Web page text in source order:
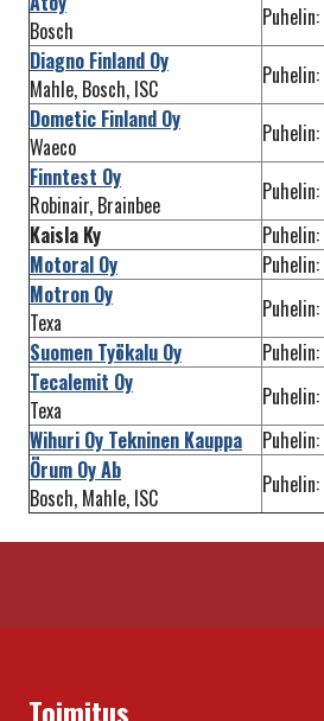
Bosch
Puhelin:
Diagno Finland Oy
Mahle, Bosch, ISC
Puhelin:
Dometic Finland Oy
Waeco
Puhelin:
Finntest Oy
Robinair, Brainbee
Puhelin:
Kaisla Ky
Puhelin:
Motoral Oy
Puhelin:
Motron Oy
Texa
Puhelin:
Suomen Työkalu Oy
Puhelin:
Tecalemit Oy
Texa
Puhelin:
Wihuri Oy Tekninen Kauppa
Puhelin:
Örum Oy Ab
Bosch, Mahle, ISC
Puhelin:
Toimitus